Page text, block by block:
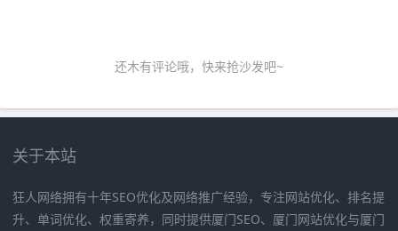
还木有评论哦，快来抢沙发吧~
关于本站
狂人网络拥有十年SEO优化及网络推广经验，专注网站优化、排名提
升、单词优化、权重寄养，同时提供厦门SEO、厦门网站优化与厦门